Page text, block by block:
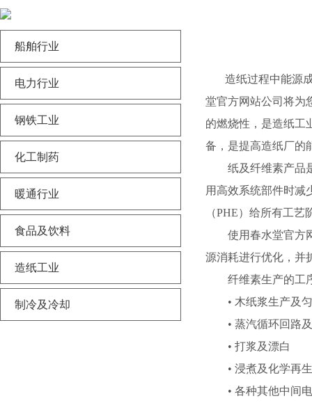
船舶行业
电力行业
钢铁工业
化工制药
暖通行业
食品及饮料
造纸工业
制冷及冷却
造纸过程中能源成本
堂官方网站公司将为
的燃烧性，是造
备，是提高造纸厂
纸及纤维素产品是高
用高效系统部件时减
（PHE）给所有工艺阶
使用春水堂官方网站
源消耗进行优化，并
纤维素生产的工序
• 木纸浆生产及匀
• 蒸汽循环回路及
• 打浆及漂白
• 浸煮及化学再生
• 各种其他中间